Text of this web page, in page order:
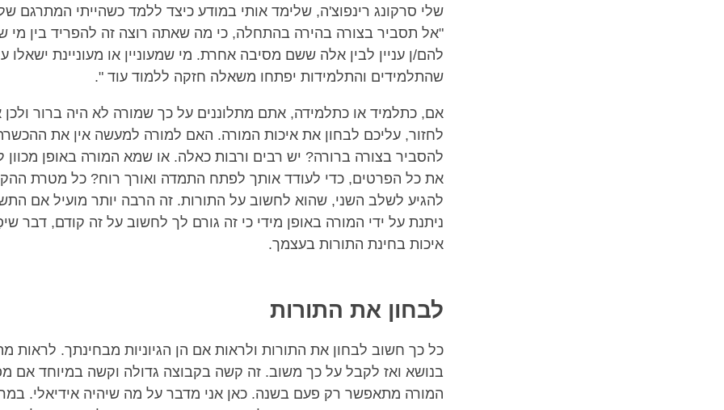
שלי סרקונג רינפוצ'ה, שלימד אותי במודע כיצד ללמד כשהייתי המתרגם
"אל תסביר בצורה בהירה בהתחלה, כי מה שאתה רוצה זה להפריד בין מי
להם/ן עניין לבין אלה ששם מסיבה אחרת. מי שמעוניין או מעוניינת ישאלו
שהתלמידים והתלמידות יפתחו משאלה חזקה ללמוד עוד ".
אם, כתלמיד או כתלמידה, אתם מתלוננים על כך שמורה לא היה ברור ולכן
לחזור, עליכם לבחון את איכות המורה. האם למורה למעשה אין את
להסביר בצורה ברורה? יש רבים ורבות כאלה. או שמא המורה באופן מכוון
את כל הפרטים, כדי לעודד אותך לפתח התמדה ואורך רוח? כל מטרת
להגיע לשלב השני, שהוא לחשוב על התורות. זה הרבה יותר מועיל אם
ניתנת על ידי המורה באופן מידי כי זה גורם לך לחשוב על זה קודם, דבר
איכות בחינת התורות בעצמך.
לבחון את התורות
כל כך חשוב לבחון את התורות ולראות אם הן הגיוניות מבחינתך. לראות
בנושא ואז לקבל על כך משוב. זה קשה בקבוצה גדולה וקשה במיוחד אם
המורה מתאפשר רק פעם בשנה. כאן אני מדבר על מה שיהיה אידיאלי.